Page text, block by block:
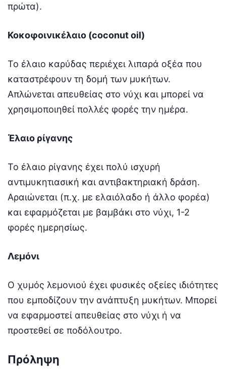
πρώτα).
Κοκοφοινικέλαιο (coconut oil)
Το έλαιο καρύδας περιέχει λιπαρά οξέα που
καταστρέφουν τη δομή των μυκήτων.
Απλώνεται απευθείας στο νύχι και μπορεί να
χρησιμοποιηθεί πολλές φορές την ημέρα.
Έλαιο ρίγανης
Το έλαιο ρίγανης έχει πολύ ισχυρή
αντιμυκητιασική και αντιβακτηριακή δράση.
Αραιώνεται (π.χ. με ελαιόλαδο ή άλλο φορέα)
και εφαρμόζεται με βαμβάκι στο νύχι, 1-2
φορές ημερησίως.
Λεμόνι
Ο χυμός λεμονιού έχει φυσικές οξείες ιδιότητες
που εμποδίζουν την ανάπτυξη μυκήτων. Μπορεί
να εφαρμοστεί απευθείας στο νύχι ή να
προστεθεί σε ποδόλουτρο.
Πρόληψη